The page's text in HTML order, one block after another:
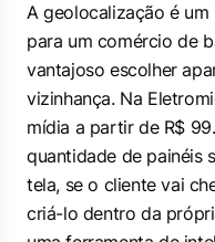
A geolocalização é
para um comércio de
vantajoso escolher
vizinhança. Na
mídia a partir de R$
quantidade de painéis
tela, se o cliente vai
criá-lo dentro da